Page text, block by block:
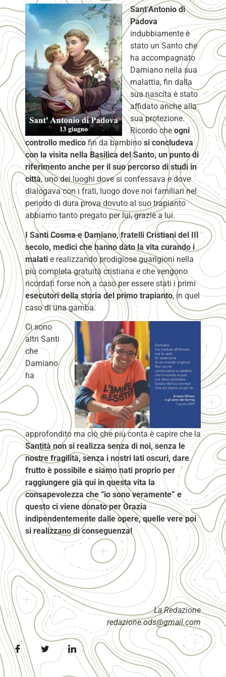
Sant’Antonio di
Padova
indubbiamente è
stato un Santo che
ha accompagnato
Damiano nella sua
malattia, fin dalla
sua nascita è stato
affidato anche alla
sua protezione.
Ricordo cheogni
controllo medico fin da bambinosi concludeva
con la visita nella Basilica del Santo, un punto di
riferimento anche per il suo percorso di studi in
città, uno dei luoghi dove si confessava e dove
dialogava con i frati, luogo dove noi familiari nel
periodo di dura prova dovuto al suo trapianto
abbiamo tanto pregato per lui, grazie a lui.
I Santi Cosma e Damiano, fratelli Cristiani del III
secolo, medici che hanno dato la vita curando i
malatie realizzando prodigiose guarigioni nella
più completa gratuità cristiana e che vengono
ricordati forse non a caso per essere stati i primi
esecutori della storia del primo trapianto, in quel
caso di una gamba.
Ci sono
altri Santi
che
Damiano
ha
approfondito ma ciò che più conta è capire che la
Santità non si realizza senza di noi, senza le
nostre fragilità, senza i nostri lati oscuri, dare
frutto è possibile e siamo nati proprio per
raggiungere già qui in questa vita la
consapevolezza che “io sono veramente” e
questo ci viene donato per Grazia
indipendentemente dalle opere, quelle vere poi
si realizzano di conseguenza!
La Redazione
redazione.ods@gmail.com